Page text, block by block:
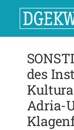
des
Adria-